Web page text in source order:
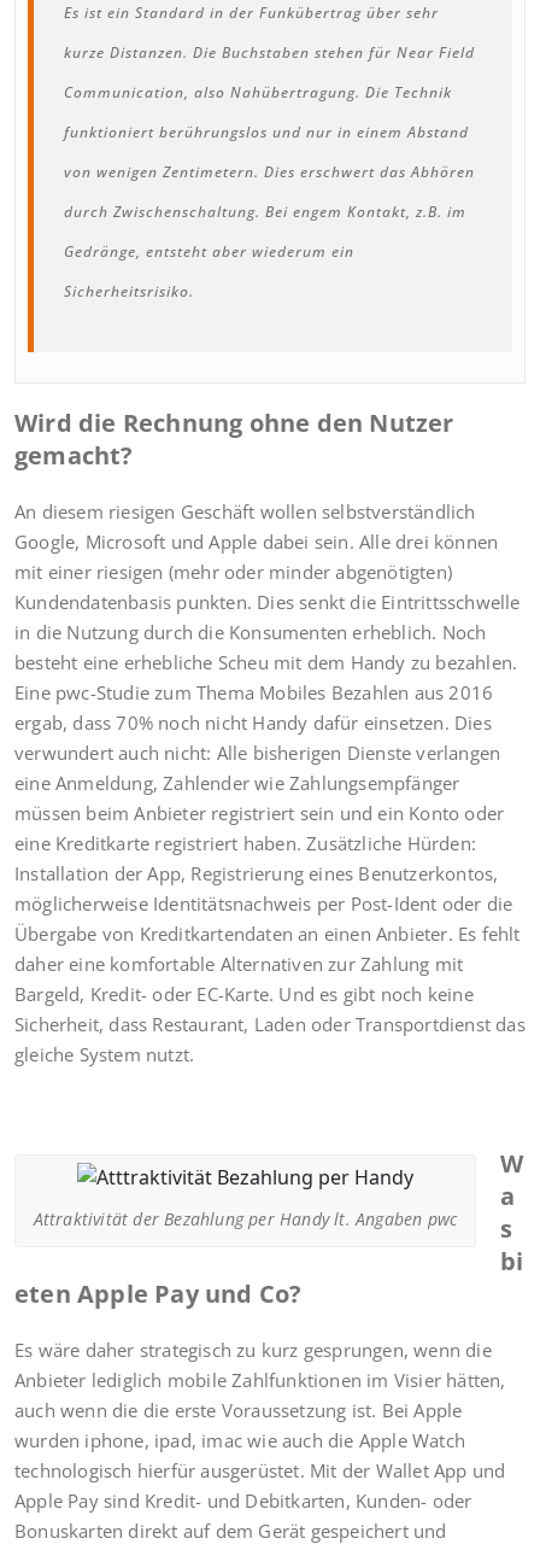
Es ist ein Standard in der Funkübertrag über sehr
kurze Distanzen. Die Buchstaben stehen für Near Field
Communication, also Nahübertragung. Die Technik
funktioniert berührungslos und nur in einem Abstand
von wenigen Zentimetern. Dies erschwert das Abhören
durch Zwischenschaltung. Bei engem Kontakt, z.B. im
Gedränge, entsteht aber wiederum ein
Sicherheitsrisiko.
Wird die Rechnung ohne den Nutzer
gemacht?
An diesem riesigen Geschäft wollen selbstverständlich
Google, Microsoft und Apple dabei sein. Alle drei können
mit einer riesigen (mehr oder minder abgenötigten)
Kundendatenbasis punkten. Dies senkt die Eintrittsschwelle
in die Nutzung durch die Konsumenten erheblich. Noch
besteht eine erhebliche Scheu mit dem Handy zu bezahlen.
Eine pwc-Studie zum Thema Mobiles Bezahlen aus 2016
ergab, dass 70% noch nicht Handy dafür einsetzen. Dies
verwundert auch nicht: Alle bisherigen Dienste verlangen
eine Anmeldung, Zahlender wie Zahlungsempfänger
müssen beim Anbieter registriert sein und ein Konto oder
eine Kreditkarte registriert haben. Zusätzliche Hürden:
Installation der App, Registrierung eines Benutzerkontos,
möglicherweise Identitätsnachweis per Post-Ident oder die
Übergabe von Kreditkartendaten an einen Anbieter. Es fehlt
daher eine komfortable Alternativen zur Zahlung mit
Bargeld, Kredit- oder EC-Karte. Und es gibt noch keine
Sicherheit, dass Restaurant, Laden oder Transportdienst das
gleiche System nutzt.
Attraktivität der Bezahlung per Handy lt. Angaben pwc
W
a
s
bi
eten Apple Pay und Co?
Es wäre daher strategisch zu kurz gesprungen, wenn die
Anbieter lediglich mobile Zahlfunktionen im Visier hätten,
auch wenn die die erste Voraussetzung ist. Bei Apple
wurden iphone, ipad, imac wie auch die Apple Watch
technologisch hierfür ausgerüstet. Mit der Wallet App und
Apple Pay sind Kredit- und Debitkarten, Kunden- oder
Bonuskarten direkt auf dem Gerät gespeichert und